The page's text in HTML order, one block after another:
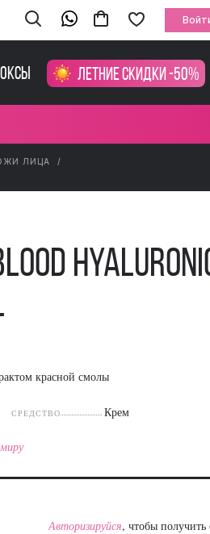
Летние скидки -50%
ЛИЦА
красной смолы
СРЕДСТВО Крем
Авторизируйся, чтобы получить